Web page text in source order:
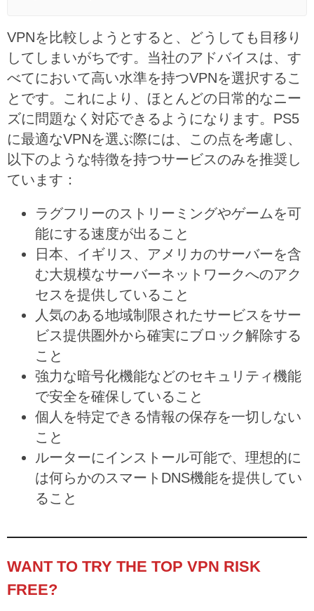
VPNを比較しようとすると、どうしても目移り
してしまいがちです。当社のアドバイスは、す
べてにおいて高い水準を持つVPNを選択するこ
とです。これにより、ほとんどの日常的なニー
ズに問題なく対応できるようになります。PS5
に最適なVPNを選ぶ際には、この点を考慮し、
以下のような特徴を持つサービスのみを推奨し
ています：
ラグフリーのストリーミングやゲームを可
能にする速度が出ること
日本、イギリス、アメリカのサーバーを含
む大規模なサーバーネットワークへのアク
セスを提供していること
人気のある地域制限されたサービスをサー
ビス提供圏外から確実にブロック解除する
こと
強力な暗号化機能などのセキュリティ機能
で安全を確保していること
個人を特定できる情報の保存を一切しない
こと
ルーターにインストール可能で、理想的に
は何らかのスマートDNS機能を提供してい
ること
WANT TO TRY THE TOP VPN RISK
FREE?